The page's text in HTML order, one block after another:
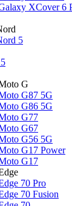
XCover 6
5
G
G87 5G
G86 5G
G77
G67
G56 5G
G17 Power
G17
70 Pro
70 Fusion